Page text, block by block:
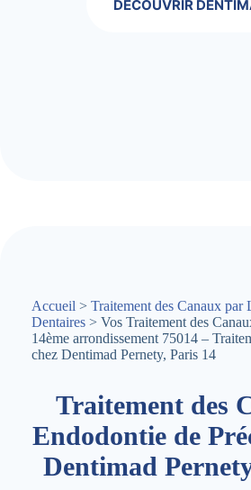
DÉCOUVRIR
Accueil > Traitement des Canaux par
Dentaires > Vos Traitement des
14ème arrondissement 75014 –
chez Dentimad Pernety, Paris 14
Traitement des
Endodontie de
Dentimad